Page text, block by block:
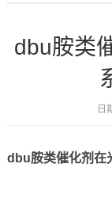
dbu胺类
日
dbu胺类催化剂在